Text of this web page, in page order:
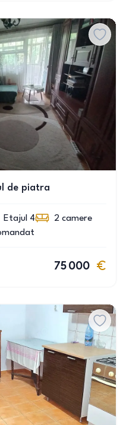
de piatra
Etajul 4 2 camere
75 000